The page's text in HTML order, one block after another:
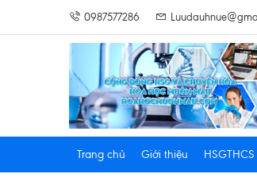
0987577286
Trang chủ Giới thiệu HSGTHCS